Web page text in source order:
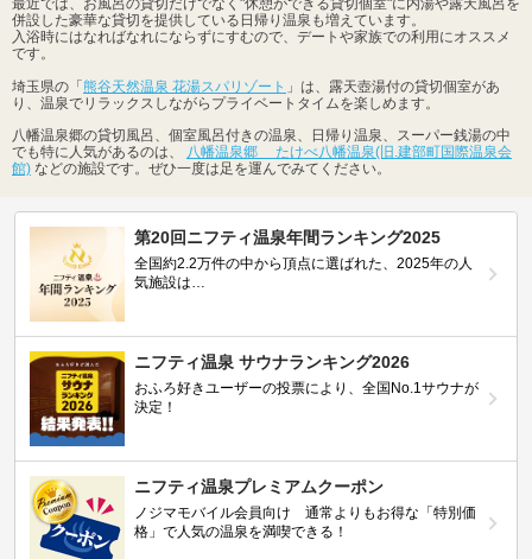
併設した豪華な貸切を提供している日帰り温泉も増えています。
入浴時にはなればなれにならずにすむので、デートや家族での利用にオススメ
です。
埼玉県の「熊谷天然温泉 花湯スパリゾート 」は、露天壺湯付の貸切個室があ
り、温泉でリラックスしながらプライベートタイムを楽しめます。
八幡温泉郷の貸切風呂、個室風呂付きの温泉、日帰り温泉、スーパー銭湯の中
でも特に人気があるのは、
八幡温泉郷 たけべ八幡温泉(旧.建部町国際温泉会
館) などの施設です。ぜひ一度は足を運んでみてください。
第20回ニフティ温泉年間ランキング2025
全国約2.2万件の中から頂点に選ばれた、2025年の人
気施設は…
ニフティ温泉 サウナランキング2026
おふろ好きユーザーの投票により、全国No.1サウナが
決定！
ニフティ温泉プレミアムクーポン
ノジマモバイル会員向け 通常よりもお得な「特別価
格」で人気の温泉を満喫できる！